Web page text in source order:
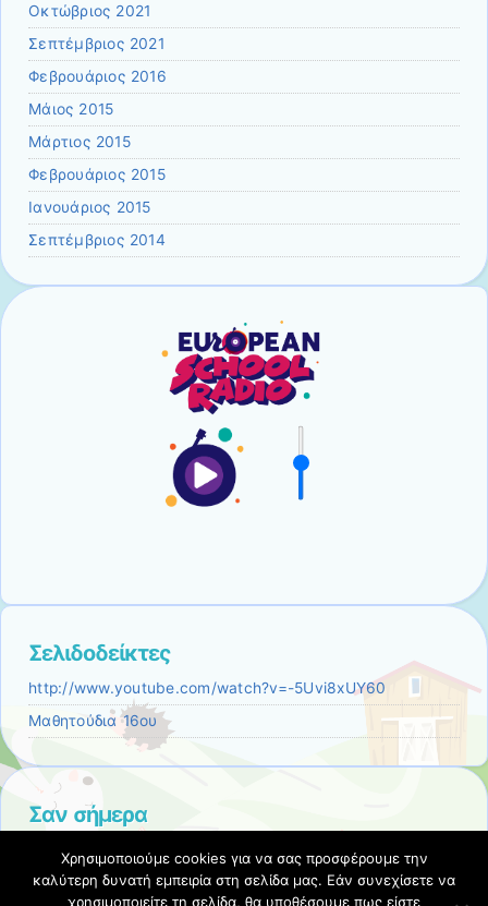
Οκτώβριος 2021
Σεπτέμβριος 2021
Φεβρουάριος 2016
Μάιος 2015
Μάρτιος 2015
Φεβρουάριος 2015
Ιανουάριος 2015
Σεπτέμβριος 2014
Σελιδοδείκτες
http://www.youtube.com/watch?v=-5Uvi8xUY60
Μαθητούδια 16ου
Σαν σήμερα
Ελληνοκυπρίων στην Κύπρο.
Χρησιμοποιούμε cookies για να σας προσφέρουμε την
καλύτερη δυνατή εμπειρία στη σελίδα μας. Εάν συνεχίσετε να
χρησιμοποιείτε τη σελίδα, θα υποθέσουμε πως είστε